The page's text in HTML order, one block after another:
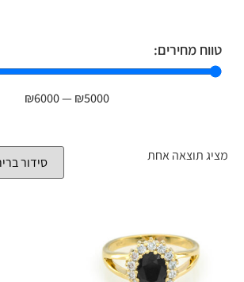
טווח מחירים:
₪5000
—
₪6000
מציג תוצאה אחת